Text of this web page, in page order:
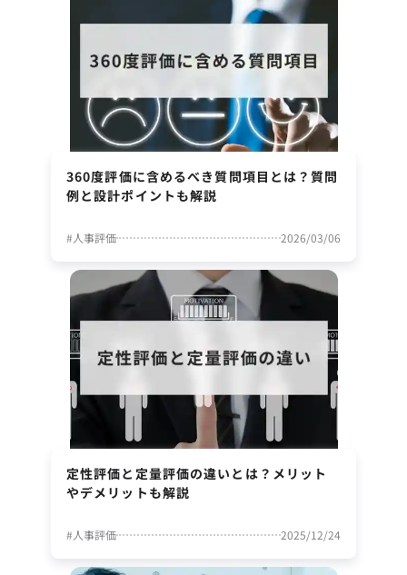
360度評価に含めるべき質問項目とは？質問
例と設計ポイントも解説
#人事評価 2026/03/06
定性評価と定量評価の違いとは？メリット
やデメリットも解説
#人事評価 2025/12/24